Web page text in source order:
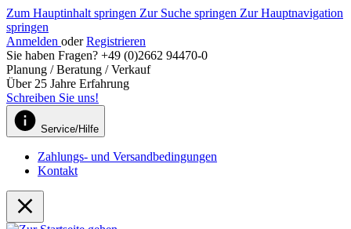
Zum Hauptinhalt springen Zur Suche springen Zur Hauptnavigation
springen
Anmelden oder Registrieren
Sie haben Fragen? +49 (0)2662 94470-0
Planung / Beratung / Verkauf
Über 25 Jahre Erfahrung
Schreiben Sie uns!
Service/Hilfe
Zahlungs- und Versandbedingungen
Kontakt